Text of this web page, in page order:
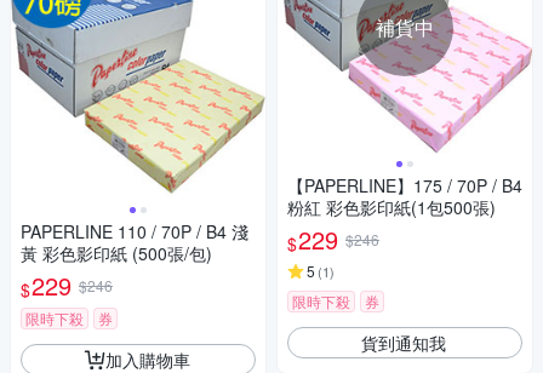
PAPERLINE 110 / 70P / B4 淺
黃 彩色影印紙 (500張/包)
$229 $246
限時下殺
券
加入購物車
補貨中
【PAPERLINE】175 / 70P / B4
粉紅 彩色影印紙(1包500張)
$229 $246
5 (1)
限時下殺 券
貨到通知我